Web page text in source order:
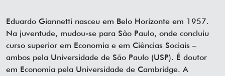
Eduardo Giannetti nasceu em Belo Horizonte em 1957.
Na juventude, mudou-se para São Paulo, onde concluiu
curso superior em Economia e em Ciências Sociais –
ambos pela Universidade de São Paulo (USP). É doutor
em Economia pela Universidade de Cambridge. A